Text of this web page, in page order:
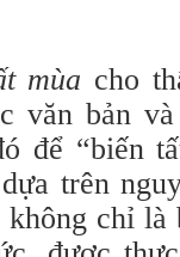
mùa cho
văn bản
để “biến
trên
chỉ là